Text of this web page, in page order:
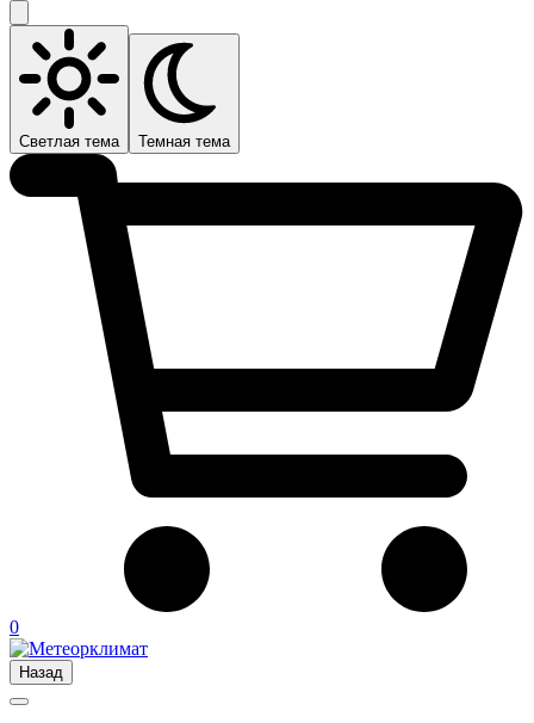
Светлая тема Темная тема
0
Назад